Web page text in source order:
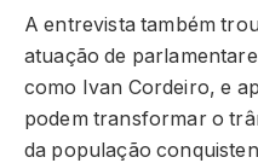
A entrevista também
atuação de
como Ivan Cordeiro, e
podem transformar o
da população